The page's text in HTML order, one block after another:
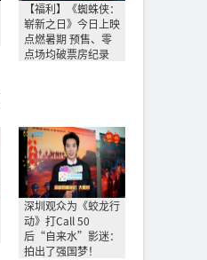
【福利】《蜘蛛侠：
崭新之日》今日上映
点燃暑期 预售、零
点场均破票房纪录
深圳观众为《蛟龙行
动》打Call 50
后“自来水”影迷：
拍出了强国梦！